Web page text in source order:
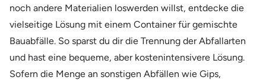
noch andere Materialien loswerden willst, entdecke die
vielseitige Lösung mit einem Container für gemischte
Bauabfälle. So sparst du dir die Trennung der Abfallarten
und hast eine bequeme, aber kostenintensivere Lösung.
Sofern die Menge an sonstigen Abfällen wie Gips,